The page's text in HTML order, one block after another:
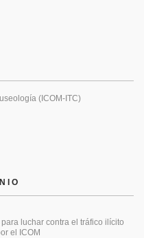
luchar contra el tráfico ilícito
el ICOM
(ICOM-ITC)